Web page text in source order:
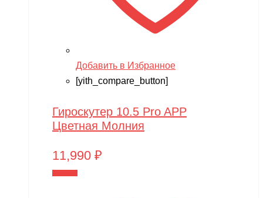
Добавить в Избранное
[yith_compare_button]
Гироскутер 10.5 Pro APP
Цветная Молния
11,990 ₽